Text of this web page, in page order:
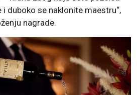
duboko se naklonite maestru“,
nagrade.